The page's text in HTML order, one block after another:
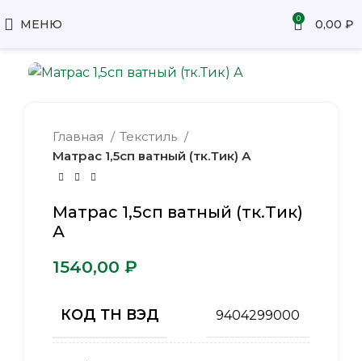
МЕНЮ 0 0,00 ₽
Главная
Текстиль
Матрас 1,5сп ватный (тк.Тик) А
Матрас 1,5сп ватный (тк.Тик)
А
₽
КОД ТН ВЭД 9404299000